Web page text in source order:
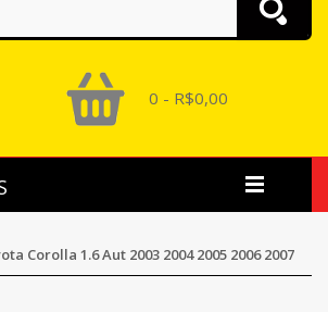
0 - R$0,00
Corolla 1.6 Aut 2003 2004 2005 2006 2007